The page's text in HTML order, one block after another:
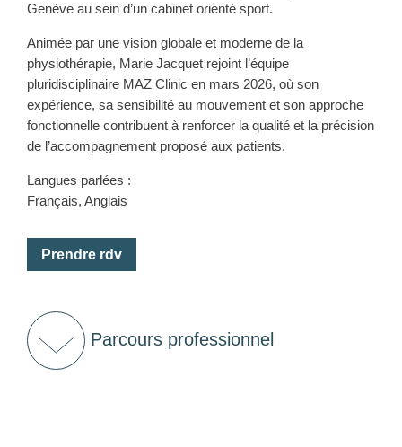
Genève au sein d’un cabinet orienté sport.
Animée par une vision globale et moderne de la
physiothérapie, Marie Jacquet rejoint l’équipe
pluridisciplinaire MAZ Clinic en mars 2026, où son
expérience, sa sensibilité au mouvement et son approche
fonctionnelle contribuent à renforcer la qualité et la précision
de l’accompagnement proposé aux patients.
Langues parlées :
Français, Anglais
Prendre rdv
Parcours professionnel